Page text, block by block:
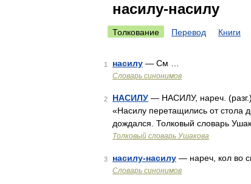
насилу-насилу
Толкование Перевод Книги
1 насилу — См …
Словарь синонимов
2 НАСИЛУ — НАСИЛУ, нареч.
«Насилу перетащились от стола
дождался. Толковый словарь
Толковый словарь Ушакова
3 насилу-насилу — нареч, кол во
Словарь синонимов